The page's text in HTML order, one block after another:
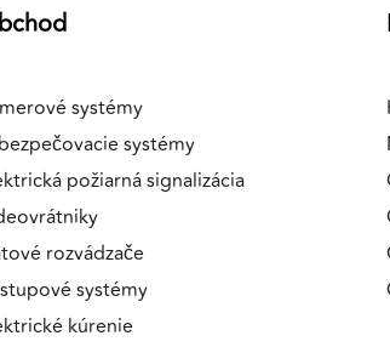
systémy
systémy
požiarná signalizácia
rozvádzače
systémy
kúrenie